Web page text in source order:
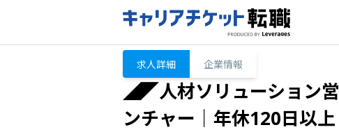
求人詳細 企業情報
◢◤人材ソリューション
ンチャー｜年休120日以